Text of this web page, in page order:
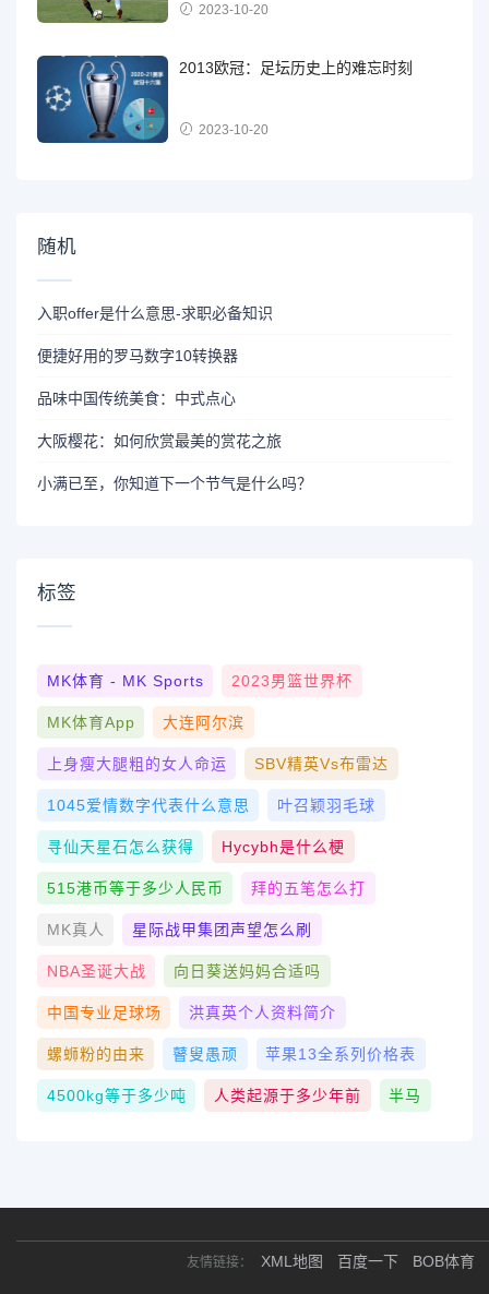
2023-10-20
2013欧冠：足坛历史上的难忘时刻
2023-10-20
随机
入职offer是什么意思-求职必备知识
便捷好用的罗马数字10转换器
品味中国传统美食：中式点心
大阪樱花：如何欣赏最美的赏花之旅
小满已至，你知道下一个节气是什么吗？
标签
MK体育 - MK Sports 2023男篮世界杯
MK体育App 大连阿尔滨
上身瘦大腿粗的女人命运 SBV精英vs布雷达
1045爱情数字代表什么意思 叶召颖羽毛球
寻仙天星石怎么获得 Hycybh是什么梗
515港币等于多少人民币 拜的五笔怎么打
MK真人 星际战甲集团声望怎么刷
NBA圣诞大战 向日葵送妈妈合适吗
中国专业足球场 洪真英个人资料简介
螺蛳粉的由来 瞽叟愚顽 苹果13全系列价格表
4500kg等于多少吨 人类起源于多少年前 半马
友情链接： XML地图 百度一下 BOB体育